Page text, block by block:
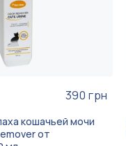
390 грн
кошачьей мочи
от